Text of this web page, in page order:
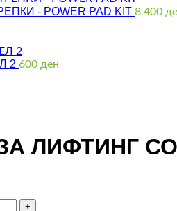
- POWER PAD KIT 8.400
2 600 ден
ЛИФТИНГ СО